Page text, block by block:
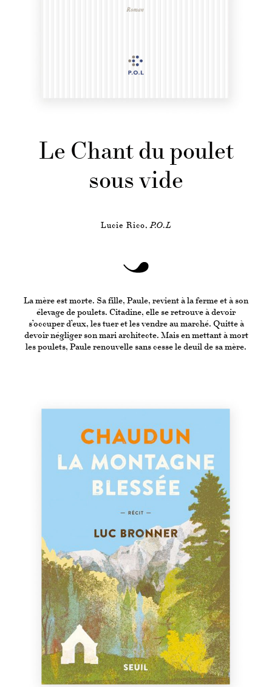
Le Chant du poulet
sous vide
Lucie Rico, P.O.L
La mère est morte. Sa fille, Paule, revient à la ferme et à son
élevage de poulets. Citadine, elle se retrouve à devoir
s’occuper d’eux, les tuer et les vendre au marché. Quitte à
devoir négliger son mari architecte. Mais en mettant à mort
les poulets, Paule renouvelle sans cesse le deuil de sa mère.